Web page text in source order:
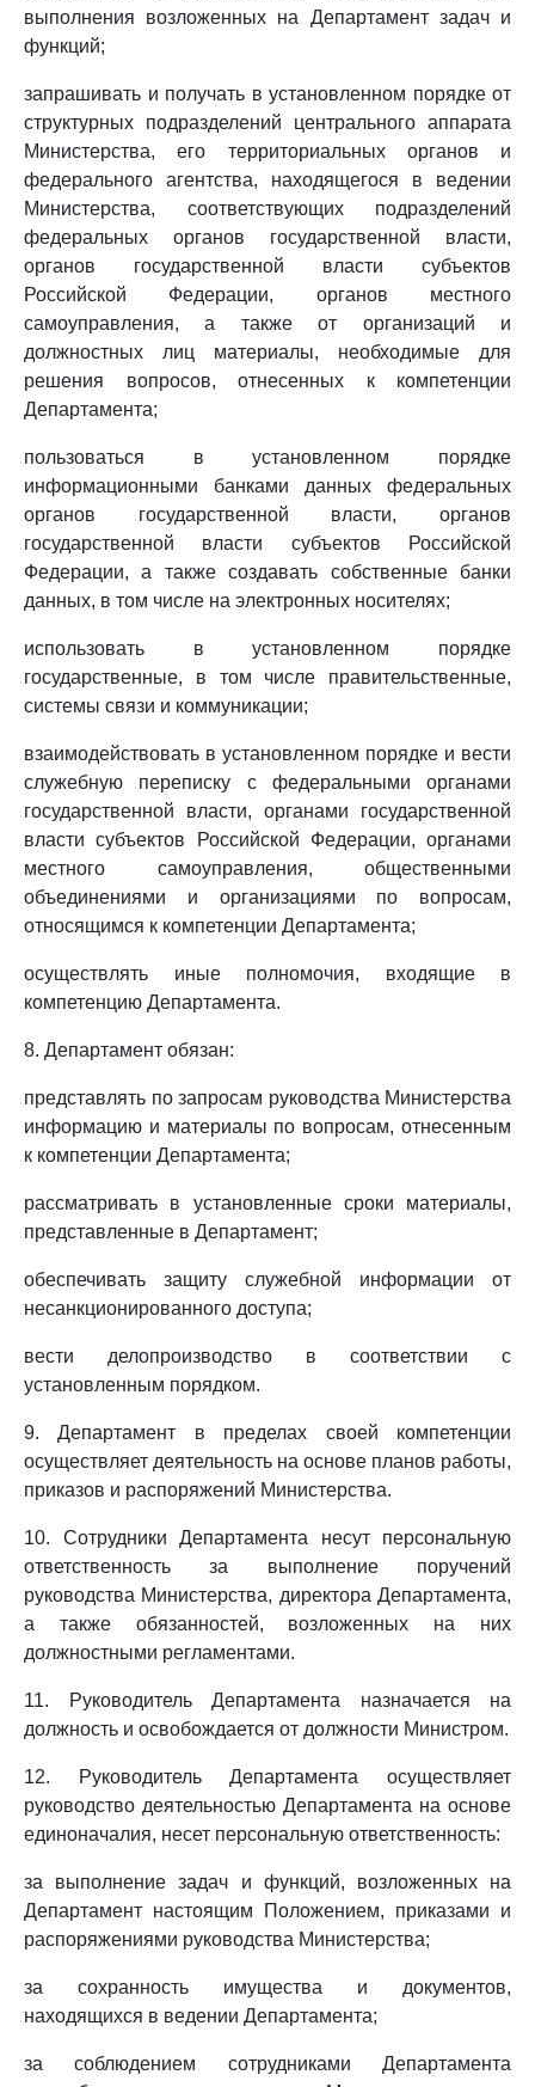
выполнения возложенных на Департамент задач и
функций;
запрашивать и получать в установленном порядке от
структурных подразделений центрального аппарата
Министерства, его территориальных органов и
федерального агентства, находящегося в ведении
Министерства, соответствующих подразделений
федеральных органов государственной власти,
органов государственной власти субъектов
Российской Федерации, органов местного
самоуправления, а также от организаций и
должностных лиц материалы, необходимые для
решения вопросов, отнесенных к компетенции
Департамента;
пользоваться в установленном порядке
информационными банками данных федеральных
органов государственной власти, органов
государственной власти субъектов Российской
Федерации, а также создавать собственные банки
данных, в том числе на электронных носителях;
использовать в установленном порядке
государственные, в том числе правительственные,
системы связи и коммуникации;
взаимодействовать в установленном порядке и вести
служебную переписку с федеральными органами
государственной власти, органами государственной
власти субъектов Российской Федерации, органами
местного самоуправления, общественными
объединениями и организациями по вопросам,
относящимся к компетенции Департамента;
осуществлять иные полномочия, входящие в
компетенцию Департамента.
8. Департамент обязан:
представлять по запросам руководства Министерства
информацию и материалы по вопросам, отнесенным
к компетенции Департамента;
рассматривать в установленные сроки материалы,
представленные в Департамент;
обеспечивать защиту служебной информации от
несанкционированного доступа;
вести делопроизводство в соответствии с
установленным порядком.
9. Департамент в пределах своей компетенции
осуществляет деятельность на основе планов работы,
приказов и распоряжений Министерства.
10. Сотрудники Департамента несут персональную
ответственность за выполнение поручений
руководства Министерства, директора Департамента,
а также обязанностей, возложенных на них
должностными регламентами.
11. Руководитель Департамента назначается на
должность и освобождается от должности Министром.
12. Руководитель Департамента осуществляет
руководство деятельностью Департамента на основе
единоначалия, несет персональную ответственность:
за выполнение задач и функций, возложенных на
Департамент настоящим Положением, приказами и
распоряжениями руководства Министерства;
за сохранность имущества и документов,
находящихся в ведении Департамента;
за соблюдением сотрудниками Департамента